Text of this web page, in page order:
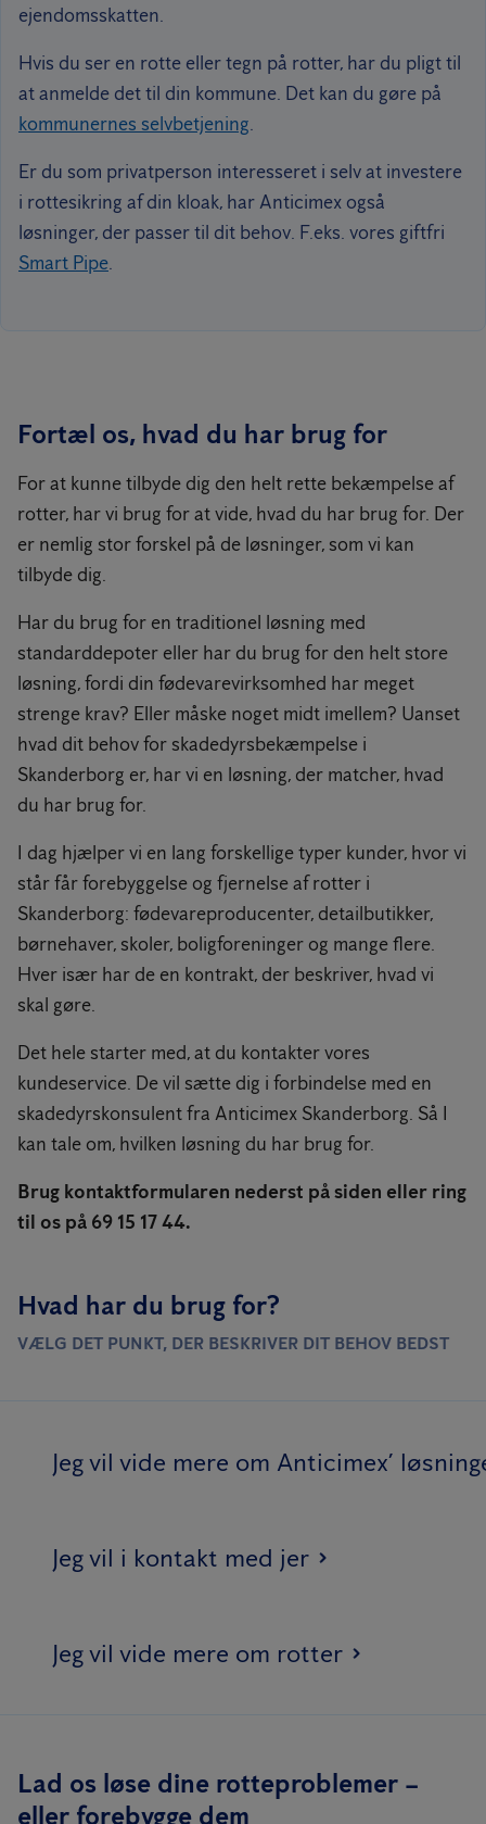
ejendomsskatten.
Hvis du ser en rotte eller tegn på rotter, har du pligt til
at anmelde det til din kommune. Det kan du gøre på
kommunernes selvbetjening.
Er du som privatperson interesseret i selv at investere
i rottesikring af din kloak, har Anticimex også
løsninger, der passer til dit behov. F.eks. vores giftfri
Smart Pipe.
Fortæl os, hvad du har brug for
For at kunne tilbyde dig den helt rette bekæmpelse af
rotter, har vi brug for at vide, hvad du har brug for. Der
er nemlig stor forskel på de løsninger, som vi kan
tilbyde dig.
Har du brug for en traditionel løsning med
standarddepoter eller har du brug for den helt store
løsning, fordi din fødevarevirksomhed har meget
strenge krav? Eller måske noget midt imellem? Uanset
hvad dit behov for skadedyrsbekæmpelse i
Skanderborg er, har vi en løsning, der matcher, hvad
du har brug for.
I dag hjælper vi en lang forskellige typer kunder, hvor vi
står får forebyggelse og fjernelse af rotter i
Skanderborg: fødevareproducenter, detailbutikker,
børnehaver, skoler, boligforeninger og mange flere.
Hver især har de en kontrakt, der beskriver, hvad vi
skal gøre.
Det hele starter med, at du kontakter vores
kundeservice. De vil sætte dig i forbindelse med en
skadedyrskonsulent fra Anticimex Skanderborg. Så I
kan tale om, hvilken løsning du har brug for.
Brug kontaktformularen nederst på siden eller ring
til os på 69 15 17 44.
Hvad har du brug for?
VÆLG DET PUNKT, DER BESKRIVER DIT BEHOV BEDST
Jeg vil vide mere om Anticimex’
Jeg vil i kontakt med jer
Jeg vil vide mere om rotter
Lad os løse dine rotteproblemer –
eller forebygge dem